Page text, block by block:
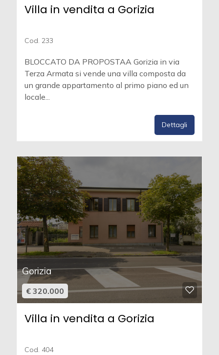
Villa in vendita a Gorizia
Cod. 233
BLOCCATO DA PROPOSTAA Gorizia in via
Terza Armata si vende una villa composta da
un grande appartamento al primo piano ed un
locale...
Dettagli
Gorizia
€ 320.000
Villa in vendita a Gorizia
Cod. 404